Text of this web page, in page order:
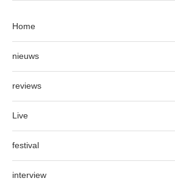
Home
nieuws
reviews
Live
festival
interview